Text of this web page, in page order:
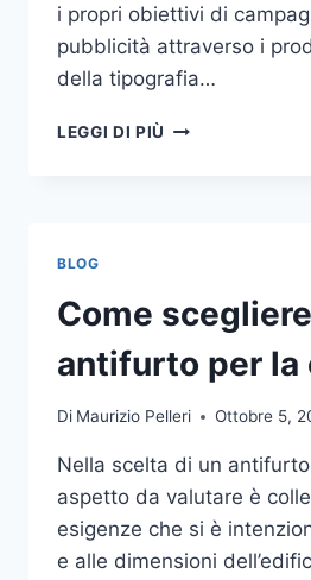
i propri obiettivi di
pubblicità attraverso i
della tipografia…
LEGGI DI PIÙ VUOI
A
UNA
TIPOGRAFIA
ECCO
SCEGLIERE
BLOG
Come
antifurto per la
Di Maurizio Pelleri Ottobre 5,
Nella scelta di un
aspetto da valutare è
esigenze che si è
e alle dimensioni